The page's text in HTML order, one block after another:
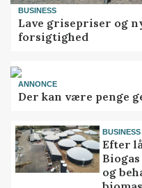
BUSINESS
Lave grisepriser og
forsigtighed
ANNONCE
Der kan være penge
BUSINESS
Efter
og